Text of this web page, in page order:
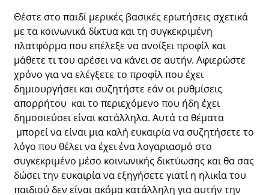
Θέστε στο παιδί μερικές βασικές ερωτήσεις σχετικά
με τα κοινωνικά δίκτυα και τη συγκεκριμένη
πλατφόρμα που επέλεξε να ανοίξει προφίλ και
μάθετε τι του αρέσει να κάνει σε αυτήν. Αφιερώστε
χρόνο για να ελέγξετε το προφίλ που έχει
δημιουργήσει και συζητήστε εάν οι ρυθμίσεις
απορρήτου και το περιεχόμενο που ήδη έχει
δημοσιεύσει είναι κατάλληλα. Αυτά τα θέματα
μπορεί να είναι μια καλή ευκαιρία να συζητήσετε το
λόγο που θέλει να έχει ένα λογαριασμό στο
συγκεκριμένο μέσο κοινωνικής δικτύωσης και θα σας
δώσει την ευκαιρία να εξηγήσετε γιατί η ηλικία του
παιδιού δεν είναι ακόμα κατάλληλη για αυτήν την